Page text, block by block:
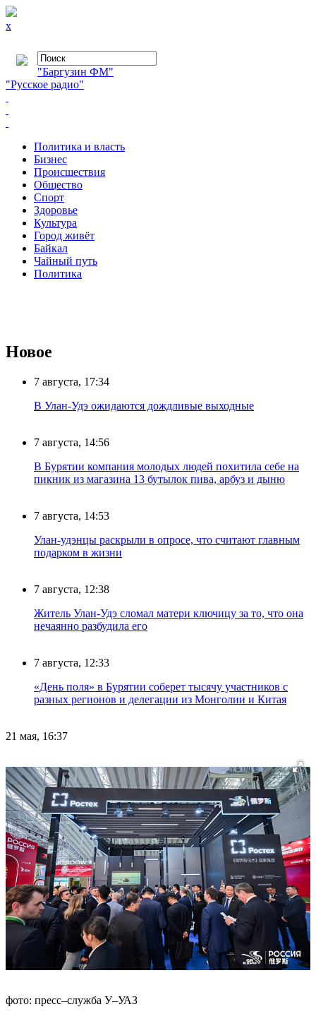
x
"Баргузин ФМ"
"Русское радио"
Политика и власть
Бизнес
Происшествия
Общество
Cпорт
Здоровье
Культура
Город живёт
Байкал
Чайный путь
Политика
Новое
7 августа, 17:34
В Улан-Удэ ожидаются дождливые выходные
7 августа, 14:56
В Бурятии компания молодых людей похитила себе на
пикник из магазина 13 бутылок пива, арбуз и дыню
7 августа, 14:53
Улан-удэнцы раскрыли в опросе, что считают главным
подарком в жизни
7 августа, 12:38
Житель Улан-Удэ сломал матери ключицу за то, что она
нечаянно разбудила его
7 августа, 12:33
«День поля» в Бурятии соберет тысячу участников с
разных регионов и делегации из Монголии и Китая
21 мая, 16:37
фото: пресс–служба У–УАЗ